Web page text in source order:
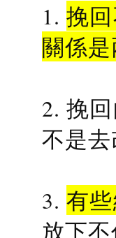
1.挽
關係
2. 挽
不是去
3.有
放下